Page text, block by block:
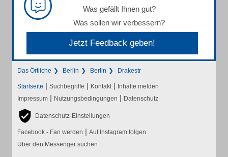
Was gefällt Ihnen gut?
Was sollen wir verbessern?
Jetzt Feedback geben!
Das Örtliche Berlin Berlin Drakestr
Startseite | Suchbegriffe | Kontakt | Inhalte melden
Impressum | Nutzungsbedingungen | Datenschutz
Datenschutz-Einstellungen
Facebook - Fan werden | Auf Instagram folgen
Über den Messenger suchen